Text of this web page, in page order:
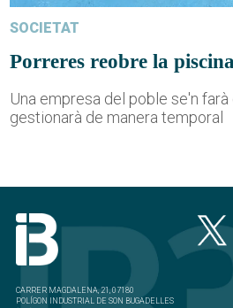
SOCIETAT
Porreres reobre la
Una empresa del poble se'n
gestionarà de manera temporal
CARRER MAGDALENA, 21, 07180
POLÍGON INDUSTRIAL DE SON BUGADELLES